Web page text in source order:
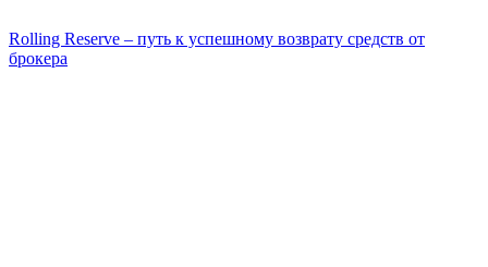
Rolling Reserve – путь к успешному возврату средств от
брокера